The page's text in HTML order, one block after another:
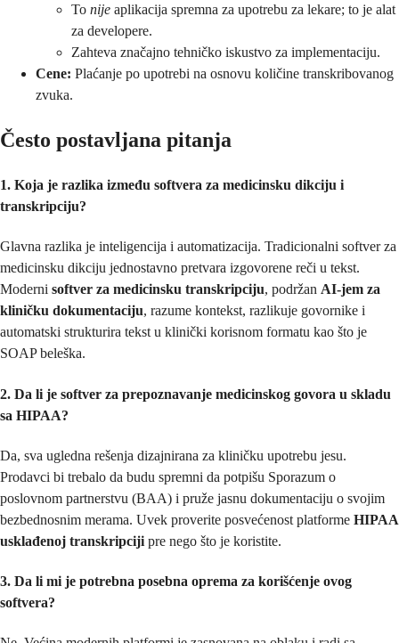
To nije aplikacija spremna za upotrebu za lekare; to je alat
za developere.
Zahteva značajno tehničko iskustvo za implementaciju.
Cene: Plaćanje po upotrebi na osnovu količine transkribovanog
zvuka.
Često postavljana pitanja
1. Koja je razlika između softvera za medicinsku dikciju i
transkripciju?
Glavna razlika je inteligencija i automatizacija. Tradicionalni softver za
medicinsku dikciju jednostavno pretvara izgovorene reči u tekst.
Moderni softver za medicinsku transkripciju, podržan AI-jem za
kliničku dokumentaciju, razume kontekst, razlikuje govornike i
automatski strukturira tekst u klinički korisnom formatu kao što je
SOAP beleška.
2. Da li je softver za prepoznavanje medicinskog govora u skladu
sa HIPAA?
Da, sva ugledna rešenja dizajnirana za kliničku upotrebu jesu.
Prodavci bi trebalo da budu spremni da potpišu Sporazum o
poslovnom partnerstvu (BAA) i pruže jasnu dokumentaciju o svojim
bezbednosnim merama. Uvek proverite posvećenost platforme HIPAA
usklađenoj transkripciji pre nego što je koristite.
3. Da li mi je potrebna posebna oprema za korišćenje ovog
softvera?